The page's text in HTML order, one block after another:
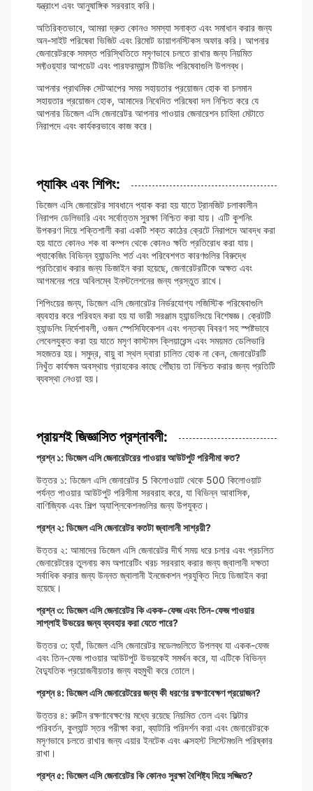
যন্ত্রাংশ এবং আনুষাঙ্গিক সরবরাহ করি।
অতিরিক্তভাবে, আমরা দ্রুত কোনও সমস্যা সনাক্ত এবং সমাধান করার জন্য
অন-সাইট পরিষেবা ভিজিট এবং রিমোট ডায়াগনস্টিকস অফার করি। আপনার
জেনারেটরকে সমস্ত পরিস্থিতিতে মসৃণভাবে চলতে রাখার জন্য নিয়মিত
সফ্টওয়্যার আপডেট এবং পারফরম্যান্স টিউনিং পরিষেবাগুলি উপলব্ধ।
আপনার প্রাথমিক সেটআপের সময় সহায়তার প্রয়োজন হোক বা চলমান
সহায়তার প্রয়োজন হোক, আমাদের নিবেদিত পরিষেবা দল নিশ্চিত করে যে
আপনার ডিজেল এসি জেনারেটর আপনার পাওয়ার জেনারেশন চাহিদা মেটাতে
নিরাপদে এবং কার্যকরভাবে কাজ করে।
প্যাকিং এবং শিপিং:
ডিজেল এসি জেনারেটর সাবধানে প্যাক করা হয় যাতে ট্রানজিট চলাকালীন
নিরাপদ ডেলিভারি এবং সর্বোত্তম সুরক্ষা নিশ্চিত করা যায়। এটি কুশনিং
উপকরণ দিয়ে শক্তিশালী করা একটি শক্ত কাঠের ক্রেটে নিরাপদে আবদ্ধ করা
হয় যাতে কোনও শক বা কম্পন থেকে কোনও ক্ষতি প্রতিরোধ করা যায়।
প্যাকেজিং বিভিন্ন হ্যান্ডলিং শর্ত এবং পরিবেশগত কারণগুলির বিরুদ্ধে
প্রতিরোধ করার জন্য ডিজাইন করা হয়েছে, জেনারেটরটিকে অক্ষত এবং
আগমনের পরে অবিলম্বে ইনস্টলেশনের জন্য প্রস্তুত রাখে।
শিপিংয়ের জন্য, ডিজেল এসি জেনারেটর নির্ভরযোগ্য লজিস্টিক পরিষেবাগুলি
ব্যবহার করে পরিবহন করা হয় যা ভারী সরঞ্জাম হ্যান্ডলিংয়ে বিশেষজ্ঞ। ক্রেটটি
হ্যান্ডলিং নির্দেশাবলী, ওজন স্পেসিফিকেশন এবং গন্তব্য বিবরণ সহ স্পষ্টভাবে
লেবেলযুক্ত করা হয় যাতে মসৃণ কাস্টমস ক্লিয়ারেন্স এবং সময়মত ডেলিভারি
সহজতর হয়। সমুদ্র, বায়ু বা স্থল দ্বারা চালিত হোক না কেন, জেনারেটরটি
নিখুঁত কার্যক্ষম অবস্থায় গ্রাহকের কাছে পৌঁছায় তা নিশ্চিত করার জন্য প্রতিটি
ব্যবস্থা নেওয়া হয়।
প্রায়শই জিজ্ঞাসিত প্রশ্নাবলী:
প্রশ্ন ১: ডিজেল এসি জেনারেটরের পাওয়ার আউটপুট পরিসীমা কত?
উত্তর ১: ডিজেল এসি জেনারেটর 5 কিলোওয়াট থেকে 500 কিলোওয়াট
পর্যন্ত পাওয়ার আউটপুট পরিসীমা সরবরাহ করে, যা বিভিন্ন আবাসিক,
বাণিজ্যিক এবং শিল্প অ্যাপ্লিকেশনগুলির জন্য উপযুক্ত।
প্রশ্ন ২: ডিজেল এসি জেনারেটর কতটা জ্বালানী সাশ্রয়ী?
উত্তর ২: আমাদের ডিজেল এসি জেনারেটর দীর্ঘ সময় ধরে চলার এবং প্রচলিত
জেনারেটরের তুলনায় কম অপারেটিং খরচ সরবরাহ করার জন্য জ্বালানী দক্ষতা
সর্বাধিক করার জন্য উন্নত জ্বালানী ইনজেকশন প্রযুক্তি দিয়ে ডিজাইন করা
হয়েছে।
প্রশ্ন ৩: ডিজেল এসি জেনারেটর কি একক-ফেজ এবং তিন-ফেজ পাওয়ার
সাপ্লাই উভয়ের জন্য ব্যবহার করা যেতে পারে?
উত্তর ৩: হ্যাঁ, ডিজেল এসি জেনারেটর মডেলগুলিতে উপলব্ধ যা একক-ফেজ
এবং তিন-ফেজ পাওয়ার আউটপুট উভয়কেই সমর্থন করে, যা এটিকে বিভিন্ন
বৈদ্যুতিক প্রয়োজনীয়তার জন্য বহুমুখী করে তোলে।
প্রশ্ন ৪: ডিজেল এসি জেনারেটরের জন্য কী ধরণের রক্ষণাবেক্ষণ প্রয়োজন?
উত্তর ৪: রুটিন রক্ষণাবেক্ষণের মধ্যে রয়েছে নিয়মিত তেল এবং ফিল্টার
পরিবর্তন, কুল্যান্ট স্তর পরীক্ষা করা, ব্যাটারি পরিদর্শন করা এবং জেনারেটরকে
মসৃণভাবে চলতে রাখার জন্য এয়ার ইনটেক এবং এক্সহস্ট সিস্টেমগুলি পরিষ্কার
রাখা।
প্রশ্ন ৫: ডিজেল এসি জেনারেটর কি কোনও সুরক্ষা বৈশিষ্ট্য দিয়ে সজ্জিত?